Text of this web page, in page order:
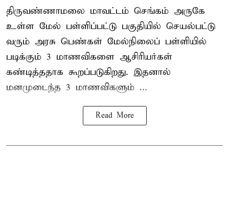
திருவண்ணாமலை மாவட்டம் செங்கம் அருகே
உள்ள மேல் பள்ளிப்பட்டு பகுதியில் செயல்பட்டு
வரும் அரசு பெண்கள் மேல்நிலைப் பள்ளியில்
படிக்கும் 3 மாணவிகளை ஆசிரியர்கள்
கண்டித்ததாக கூறப்படுகிறது. இதனால்
மனமுடைந்த 3 மாணவிகளும் ...
Read More